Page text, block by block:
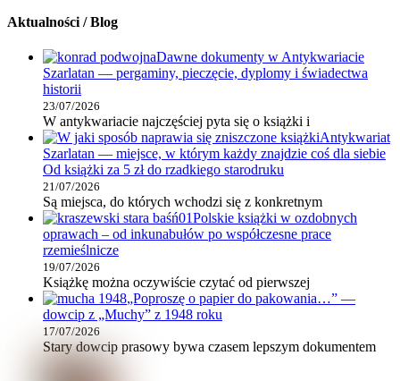
Aktualności / Blog
Dawne dokumenty w Antykwariacie
Szarlatan — pergaminy, pieczęcie, dyplomy i świadectwa
historii
23/07/2026
W antykwariacie najczęściej pyta się o książki i
Antykwariat
Szarlatan — miejsce, w którym każdy znajdzie coś dla siebie
Od książki za 5 zł do rzadkiego starodruku
21/07/2026
Są miejsca, do których wchodzi się z konkretnym
Polskie książki w ozdobnych
oprawach – od inkunabułów po współczesne prace
rzemieślnicze
19/07/2026
Książkę można oczywiście czytać od pierwszej
„Poproszę o papier do pakowania…” —
dowcip z „Muchy” z 1948 roku
17/07/2026
Stary dowcip prasowy bywa czasem lepszym dokumentem